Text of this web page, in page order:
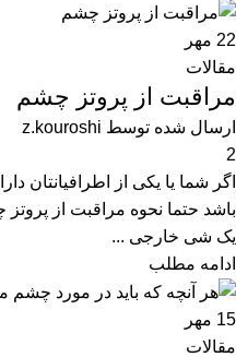
22 مهر
مقالات
مراقبت از پروتز چشم
ارسال شده توسط z.kouroshi
2
اگر شما یا یکی از
باشد حتما نحوه مراقبت از
یک شی خارجی ...
ادامه مطلب
15 مهر
مقالات